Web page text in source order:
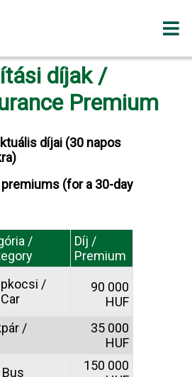
díjak /
Premium
díjai (30 napos
(for a 30-day
/
Díj /
Premium
/
90 000
HUF
/
35 000
HUF
150 000